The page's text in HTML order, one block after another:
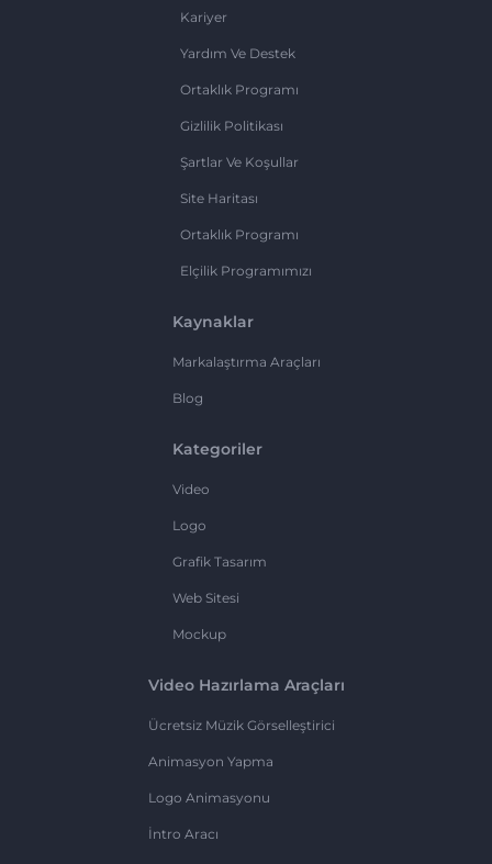
Kariyer
Yardım Ve Destek
Ortaklık Programı
Gizlilik Politikası
Şartlar Ve Koşullar
Site Haritası
Ortaklık Programı
Elçilik Programımızı
Kaynaklar
Markalaştırma Araçları
Blog
Kategoriler
Video
Logo
Grafik Tasarım
Web Sitesi
Mockup
Video Hazırlama Araçları
Ücretsiz Müzik Görselleştirici
Animasyon Yapma
Logo Animasyonu
İntro Aracı